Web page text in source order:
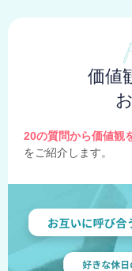
価値
20の質問から価値観
をご紹介します。